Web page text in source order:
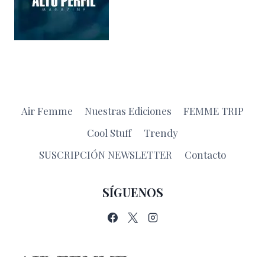
Air Femme Nuestras Ediciones
FEMME TRIP
Cool Stuff
Trendy
SUSCRIPCIÓN NEWSLETTER
Contacto
SÍGUENOS